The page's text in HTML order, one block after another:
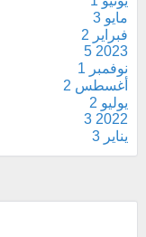
مايو 3
فبراير 2
2023
5
نوفمبر 1
أغسطس 2
يوليو 2
2022
3
يناير 3